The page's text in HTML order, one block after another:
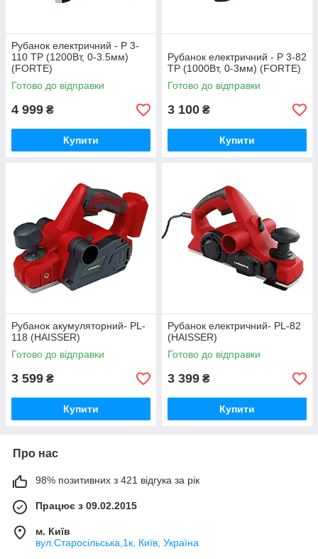
Рубанок електричний - P 3-
110 TP (1200Вт, 0-3.5мм)
(FORTE)
Готово до відправки
4 999 ₴
Купити
Рубанок електричний - P 3-82
TP (1000Вт, 0-3мм) (FORTE)
Готово до відправки
3 100 ₴
Купити
Рубанок акумуляторний- PL-
118 (HAISSER)
Готово до відправки
3 599 ₴
Купити
Рубанок електричний- PL-82
(HAISSER)
Готово до відправки
3 399 ₴
Купити
Про нас
98% позитивних з 421 відгука за рік
Працює з 09.02.2015
м. Київ
вул.Старосільська,1к, Київ, Україна